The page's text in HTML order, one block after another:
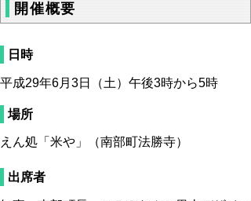
開催概要
日時
平成29年6月3日（土）午後3時から5時
場所
えん処「米や」（南部町法勝寺）
出席者